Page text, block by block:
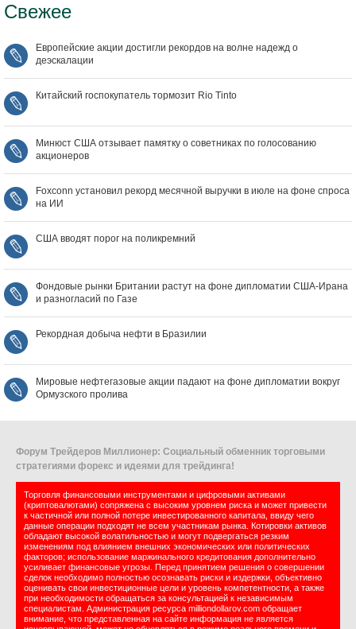
Свежее
Европейские акции достигли рекордов на волне надежд о
деэскалации
Китайский госпокупатель тормозит Rio Tinto
Минюст США отзывает памятку о советниках по голосованию
акционеров
Foxconn установил рекорд месячной выручки в июле на фоне спроса
на ИИ
США вводят порог на поликремний
Фондовые рынки Британии растут на фоне дипломатии США‑Ирана
и разногласий по Газе
Рекордная добыча нефти в Бразилии
Мировые нефтегазовые акции падают на фоне дипломатии вокруг
Ормузского пролива
Форум Трейдеров Миллионер: Социальный обменник торговыми
стратегиями форекс и идеями для трейдинга!
Торговля финансовыми инструментами и цифровыми активами
(криптовалютами) сопряжена с высоким уровнем риска и может привести
к частичной или полной потере инвестированного капитала, ввиду чего
данные операции подходят не всем участникам рынка. Котировки активов
обладают высокой волатильностью и могут подвергаться резким
изменениям под влиянием внешних экономических или политических
факторов; использование маржинального кредитования дополнительно
усиливает финансовые угрозы. Перед принятием решения о совершении
сделок необходимо полностью осознавать риски и издержки, объективно
оценивать свои инвестиционные цели и уровень компетентности, а также
при необходимости обращаться за консультацией к независимым
специалистам. Администрация ресурса milliondollarov.com обращает
внимание, что представленная на сайте информация не является